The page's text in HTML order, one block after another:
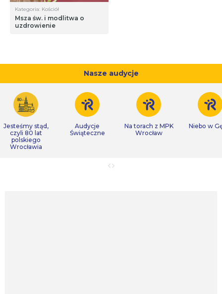
Kategoria: Kościół
Msza św. i modlitwa o
uzdrowienie
Nasze audycje
Jesteśmy stąd,
czyli 80 lat
polskiego
Wrocławia
Audycje
Świąteczne
Na torach z MPK
Wrocław
Niebo w